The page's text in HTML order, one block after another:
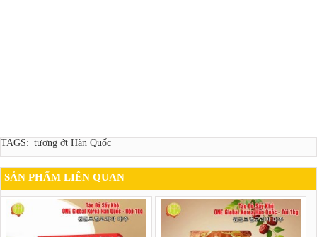
TAGS: tương ớt Hàn Quốc
SẢN PHẨM LIÊN QUAN